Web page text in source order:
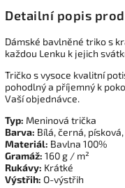
Detailní popis
Dámské bavlněné triko s
každou Lenku k jejich
Tričko s vysoce kvalitní
pohodlný a příjemný k
Vaší objednávce.
Typ: Meninová trička
Barva: Bílá, černá,
Materiál: Bavlna 100%
Gramáž: 160 g / m²
Rukávy: Krátké
Výstřih: O-výstřih